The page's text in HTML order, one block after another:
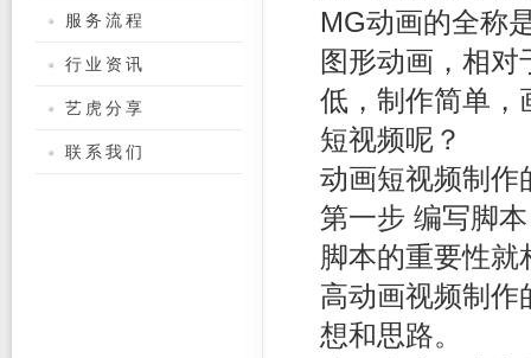
MG动画的全称
图形动画，相
低，制作简单，
短视频呢？
动画短视频制作
第一步 编写脚本
脚本的重要性就
高动画视频制作
想和思路。
服务流程
行业资讯
艺虎分享
联系我们